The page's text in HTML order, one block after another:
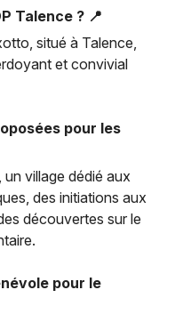
Talence ? 📍
situé à Talence,
et convivial
pour les
village dédié aux
des initiations aux
découvertes sur le
pour le